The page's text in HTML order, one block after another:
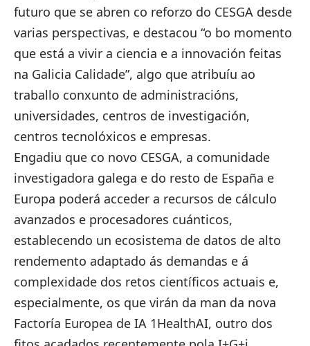
futuro que se abren co reforzo do CESGA desde
varias perspectivas, e destacou “o bo momento
que está a vivir a ciencia e a innovación feitas
na Galicia Calidade”, algo que atribuíu ao
traballo conxunto de administracións,
universidades, centros de investigación,
centros tecnolóxicos e empresas.
Engadiu que co novo CESGA, a comunidade
investigadora galega e do resto de España e
Europa poderá acceder a recursos de cálculo
avanzados e procesadores cuánticos,
establecendo un ecosistema de datos de alto
rendemento adaptado ás demandas e á
complexidade dos retos científicos actuais e,
especialmente, os que virán da man da nova
Factoría Europea de IA 1HealthAI, outro dos